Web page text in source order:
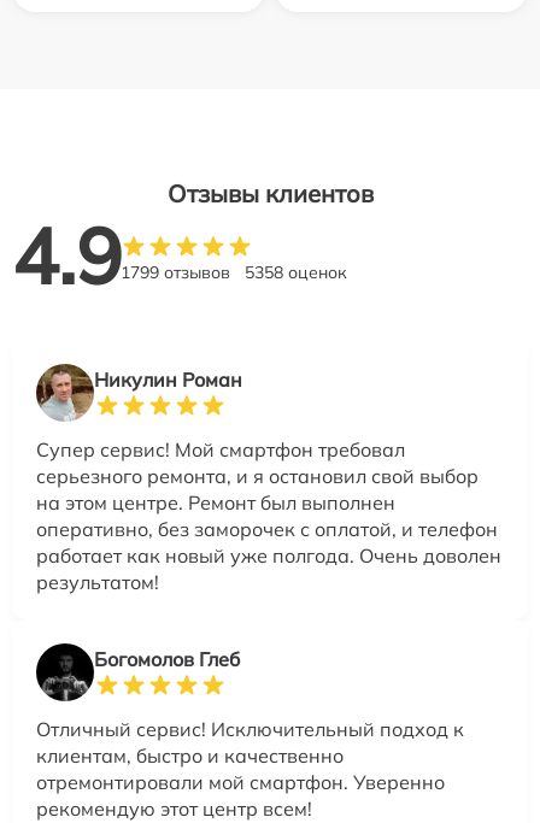
Отзывы клиентов
4.91799 отзывов 5358 оценок
Никулин Роман
Супер сервис! Мой смартфон требовал
серьезного ремонта, и я остановил свой выбор
на этом центре. Ремонт был выполнен
оперативно, без заморочек с оплатой, и телефон
работает как новый уже полгода. Очень доволен
результатом!
Богомолов Глеб
Отличный сервис! Исключительный подход к
клиентам, быстро и качественно
отремонтировали мой смартфон. Уверенно
рекомендую этот центр всем!